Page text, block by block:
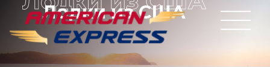
Лодки из США